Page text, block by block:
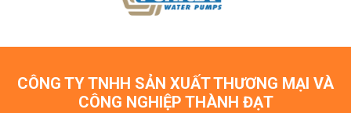
CÔNG TY TNHH SẢN XUẤT THƯƠNG MẠI VÀ
CÔNG NGHIỆP THÀNH ĐẠT